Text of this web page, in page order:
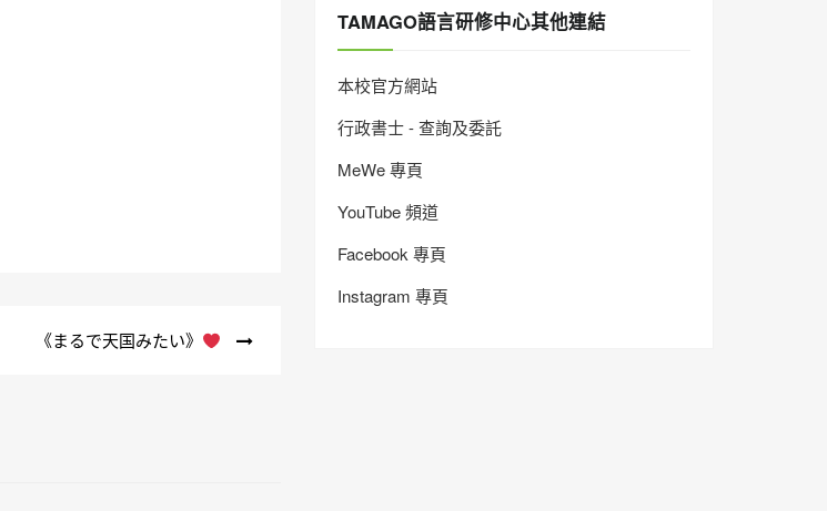
《まるで天国みたい》
TAMAGO語言研修中心其他連結
本校官方網站
行政書士 - 查詢及委託
MeWe 專頁
YouTube 頻道
Facebook 專頁
Instagram 專頁